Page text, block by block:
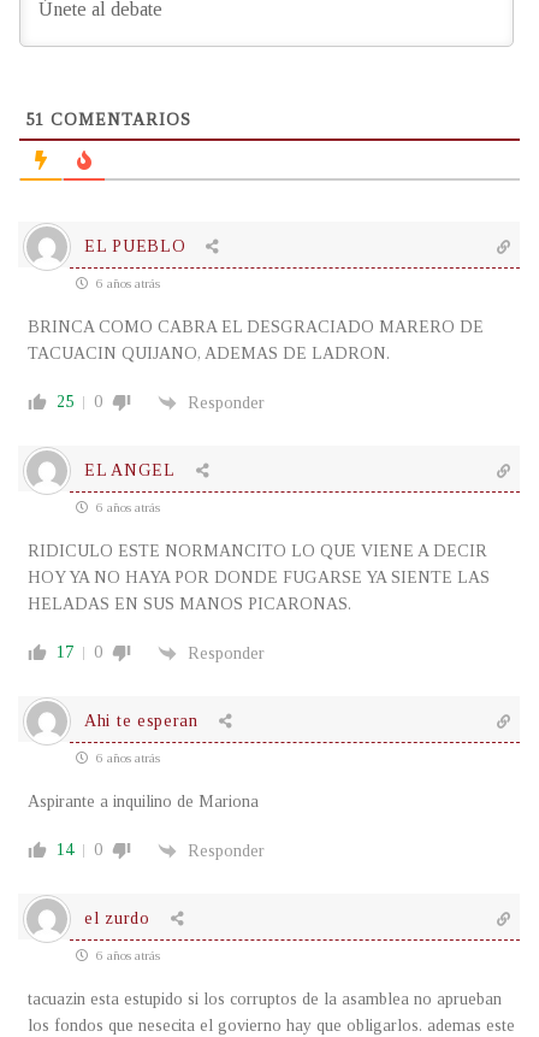
51 COMENTARIOS
EL PUEBLO
6 años atrás
BRINCA COMO CABRA EL DESGRACIADO MARERO DE
TACUACIN QUIJANO, ADEMAS DE LADRON.
25 0 Responder
EL ANGEL
6 años atrás
RIDICULO ESTE NORMANCITO LO QUE VIENE A DECIR
HOY YA NO HAYA POR DONDE FUGARSE YA SIENTE LAS
HELADAS EN SUS MANOS PICARONAS.
17 0 Responder
Ahi te esperan
6 años atrás
Aspirante a inquilino de Mariona
14 0 Responder
el zurdo
6 años atrás
tacuazin esta estupido si los corruptos de la asamblea no aprueban
los fondos que nesecita el govierno hay que obligarlos. ademas este